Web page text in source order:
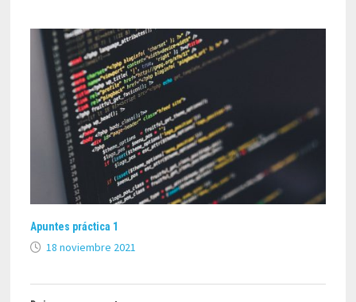
Apuntes práctica 1
18 noviembre 2021